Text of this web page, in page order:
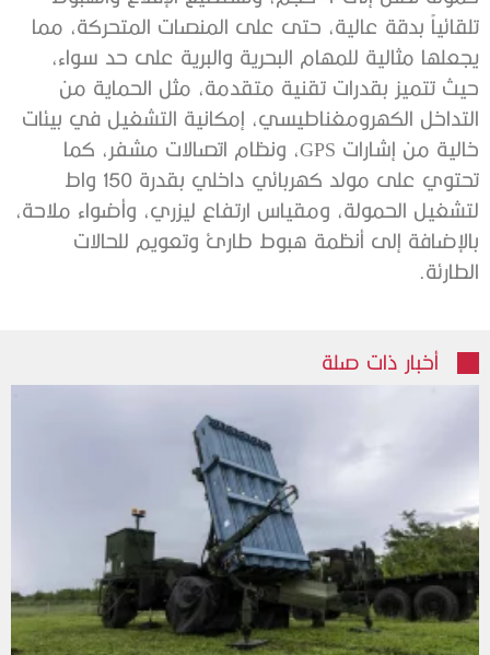
تلقائياً بدقة عالية، حتى على المنصات المتحركة، مما
يجعلها مثالية للمهام البحرية والبرية على حد سواء،
حيث تتميز بقدرات تقنية متقدمة، مثل الحماية من
التداخل الكهرومغناطيسي، إمكانية التشغيل في بيئات
خالية من إشارات GPS، ونظام اتصالات مشفر، كما
تحتوي على مولد كهربائي داخلي بقدرة 150 واط
لتشغيل الحمولة، ومقياس ارتفاع ليزري، وأضواء ملاحة،
بالإضافة إلى أنظمة هبوط طارئ وتعويم للحالات
الطارئة.
أخبار ذات صلة